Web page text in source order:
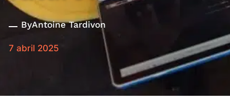
ByAntoine Tardivon
7 abril 2025